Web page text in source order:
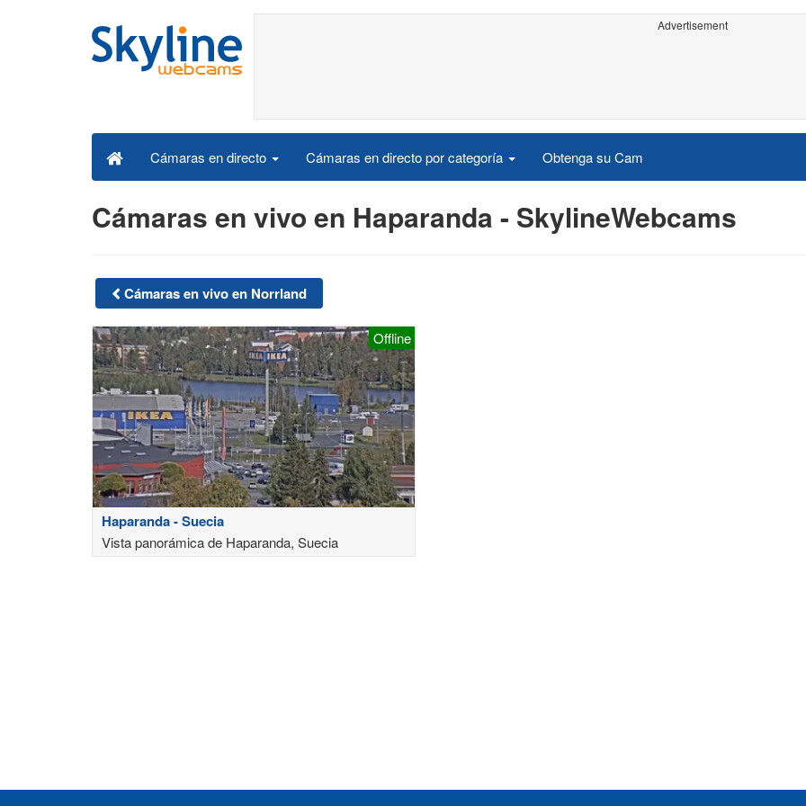
Advertisement
Cámaras en directo Cámaras en directo por categoría Obtenga su Cam
Cámaras en vivo en Haparanda - SkylineWebcams
Cámaras en vivo en Norrland
Offline
Haparanda - Suecia
Vista panorámica de Haparanda, Suecia